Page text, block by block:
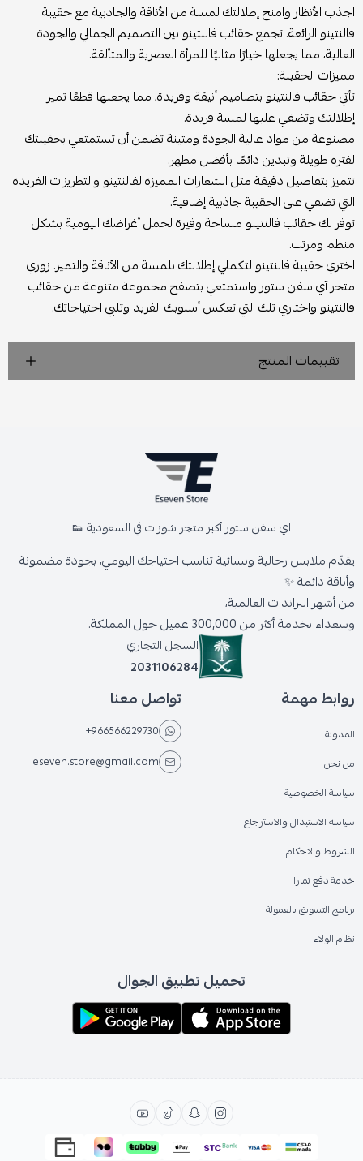
اجذب الأنظار وامنح إطلالتك لمسة من الأناقة والجاذبية مع حقيبة
فالنتينو الرائعة. تجمع حقائب فالنتينو بين التصميم الجمالي والجودة
العالية، مما يجعلها خيارًا مثاليًا للمرأة العصرية والمتألقة.
مميزات الحقيبة:
تأتي حقائب فالنتينو بتصاميم أنيقة وفريدة، مما يجعلها قطعًا تميز
إطلالتك وتضفي عليها لمسة فريدة.
مصنوعة من مواد عالية الجودة ومتينة تضمن أن تستمتعي بحقيبتك
لفترة طويلة وتبدين دائمًا بأفضل مظهر.
تتميز بتفاصيل دقيقة مثل الشعارات المميزة لفالنتينو والتطريزات الفريدة
التي تضفي على الحقيبة جاذبية إضافية.
توفر لك حقائب فالنتينو مساحة وفيرة لحمل أغراضك اليومية بشكل
منظم ومرتب.
اختري حقيبة فالنتينو لتكملي إطلالتك بلمسة من الأناقة والتميز. زوري
متجر آي سفن ستور واستمتعي بتصفح مجموعة متنوعة من حقائب
فالنتينو واختاري تلك التي تعكس أسلوبك الفريد وتلبي احتياجاتك.
تقييمات المنتج
اي سفن ستور أكبر متجر شوزات في السعودية 👟
يقدّم ملابس رجالية ونسائية تناسب احتياجك اليومي، بجودة مضمونة
وأناقة دائمة ✨
من أشهر البراندات العالمية،
وسعداء بخدمة أكثر من 300,000 عميل حول المملكة.
السجل التجاري
2031106284
روابط مهمة
المدونة
من نحن
سياسة الخصوصية
سياسة الاستبدال والاسترجاع
الشروط والاحكام
خدمة دفع تمارا
برنامج التسويق بالعمولة
نظام الولاء
تواصل معنا
+966566229730
eseven.store@gmail.com
تحميل تطبيق الجوال